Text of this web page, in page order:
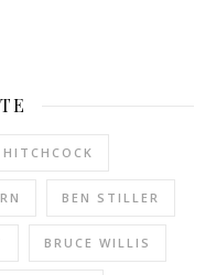
BEN STILLER
BRUCE WILLIS